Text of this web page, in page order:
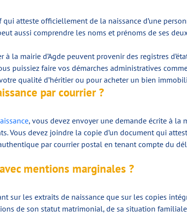
qui atteste officiellement de la naissance d’une
aussi comprendre les noms et prénoms de ses
à la mairie d’Agde peuvent provenir des registres
puissiez faire vos démarches administratives
qualité d’héritier ou pour acheter un bien
par courrier ?
, vous devez envoyer une demande écrite à
Vous devez joindre la copie d’un document qui
par courrier postal en tenant compte du
mentions marginales ?
sur les extraits de naissance que sur les copies
de son statut matrimonial, de sa situation